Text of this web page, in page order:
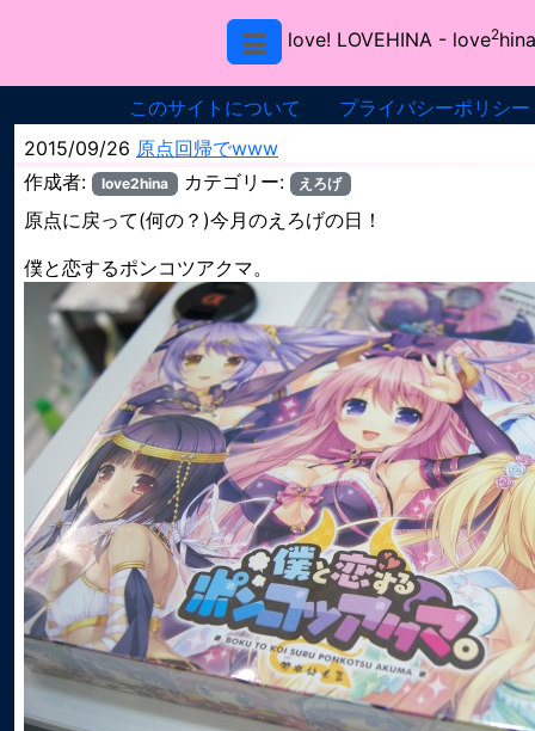
love! LOVEHINA - love2
このサイトについて
プライバシーポリシー
2015/09/26 原点回帰でwww
作成者:
love2hina カテゴリー: えろげ
原点に戻って(何の？)今月のえろげの日！
僕と恋するポンコツアクマ。